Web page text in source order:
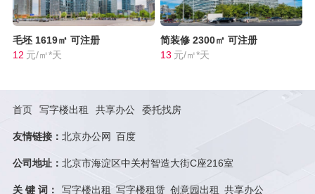
毛坯 1619㎡ 可注册
12 元/㎡*天
简装修 2300㎡ 可注册
13 元/㎡*天
首页 写字楼出租 共享办公 委托找房
友情链接： 北京办公网 百度
公司地址： 北京市海淀区中关村智造大街C座216室
关 键 词： 写字楼出租 写字楼租赁 创意园出租 共享办公